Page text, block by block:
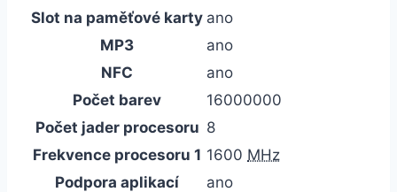
Slot na paměťové karty ano
MP3
ano
NFC
ano
Počet barev
16000000
Počet jader procesoru 8
Frekvence procesoru 1 1600 MHz
Podpora aplikací
ano